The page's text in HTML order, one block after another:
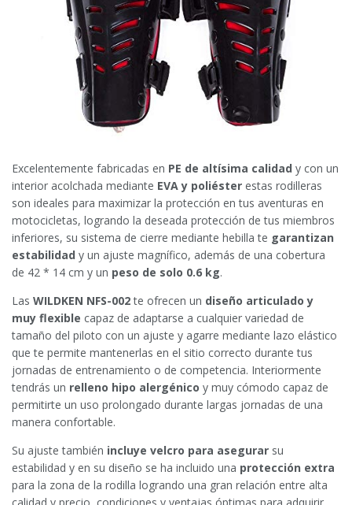
Excelentemente fabricadas en PE de altísima calidad y con un
interior acolchada mediante EVA y poliéster estas rodilleras
son ideales para maximizar la protección en tus aventuras en
motocicletas, logrando la deseada protección de tus miembros
inferiores, su sistema de cierre mediante hebilla te garantizan
estabilidad y un ajuste magnífico, además de una cobertura
de 42 * 14 cm y un peso de solo 0.6 kg.
Las WILDKEN NFS-002te ofrecen un diseño articulado y
muy flexible capaz de adaptarse a cualquier variedad de
tamaño del piloto con un ajuste y agarre mediante lazo elástico
que te permite mantenerlas en el sitio correcto durante tus
jornadas de entrenamiento o de competencia. Interiormente
tendrás un relleno hipo alergénico y muy cómodo capaz de
permitirte un uso prolongado durante largas jornadas de una
manera confortable.
Su ajuste también incluye velcro para asegurar su
estabilidad y en su diseño se ha incluido una protección extra
para la zona de la rodilla logrando una gran relación entre alta
calidad y precio, condiciones y ventajas óptimas para adquirir